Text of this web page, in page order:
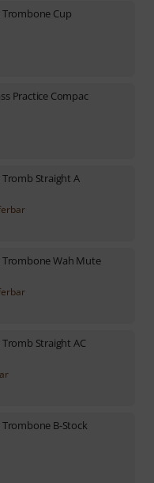
Trombone Cup
Practice Compac
Tromb Straight A
Trombone Wah Mute
Tromb Straight AC
Trombone B-Stock